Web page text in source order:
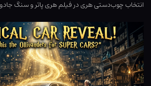
انتخاب چوب‌دستی هری در فیلم هری پاتر و سنگ